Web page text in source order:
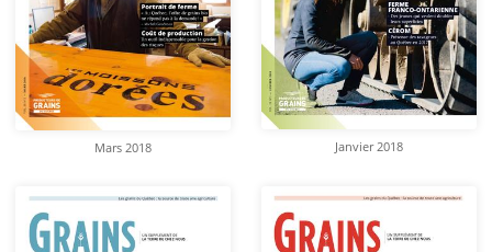
Mars 2018 Janvier 2018